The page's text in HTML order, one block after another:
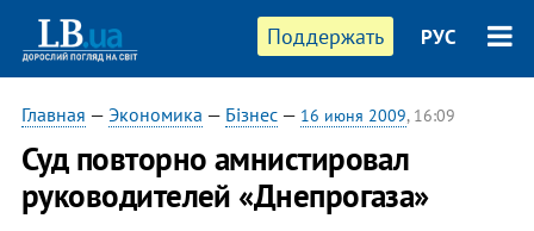
Поддержать РУС
Главная — Экономика — Бізнес— 16 июня 2009, 16:09
Суд повторно амнистировал
руководителей «Днепрогаза»